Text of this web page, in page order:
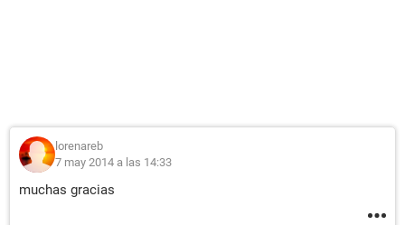
lorenareb
7 may 2014 a las 14:33
muchas gracias